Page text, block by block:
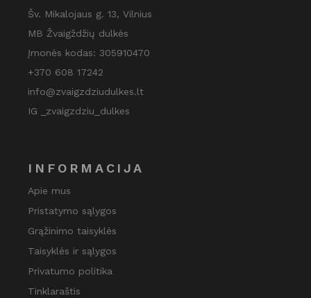
Šv. Mikalojaus g. 13, Vilnius
MB Žvaigždžių dulkės
Įmonės kodas: 305910470
+370 608 17242
info@zvaigzdziudulkes.lt
IG _zvaigzdziu_dulkes
INFORMACIJA
Apie mus
Pristatymo sąlygos
Grąžinimo taisyklės
Taisyklės ir sąlygos
Privatumo politika
Tinklaraštis